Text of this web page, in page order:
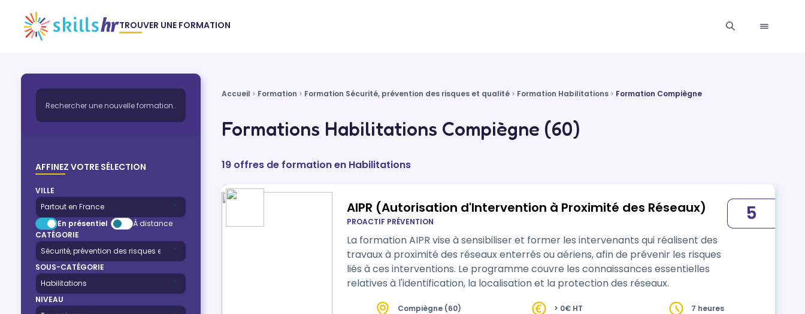
TROUVER UNE FORMATION
AFFINEZ VOTRE SÉLECTION
VILLE
En présentiel
À distance
CATÉGORIE
SOUS-CATÉGORIE
NIVEAU
Accueil Formation Formation Sécurité, prévention des risques et qualité Formation Habilitations Formation Compiègne
Formations Habilitations Compiègne (60)
19 offres de formation en Habilitations
AIPR (Autorisation d'Intervention à Proximité des Réseaux)
PROACTIF PRÉVENTION
La formation AIPR vise à sensibiliser et former les intervenants qui réalisent des
travaux à proximité des réseaux enterrés ou aériens, afin de prévenir les risques
liés à ces interventions. Le programme couvre les connaissances essentielles
relatives à l'identification, la localisation et la protection des réseaux.
5
Compiègne (60) > 0€ HT 7 heures